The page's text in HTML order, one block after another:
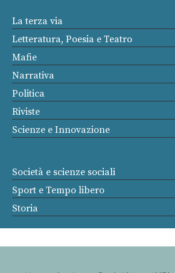
La terza via
Letteratura, Poesia e Teatro
Mafie
Narrativa
Politica
Riviste
Scienze e Innovazione
Società e scienze sociali
Sport e Tempo libero
Storia